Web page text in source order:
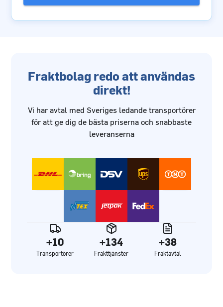
Fraktbolag redo att användas
direkt!
Vi har avtal med Sveriges ledande transportörer
för att ge dig de bästa priserna och snabbaste
leveranserna
+10
Transportörer
+134
Frakttjänster
+38
Fraktavtal